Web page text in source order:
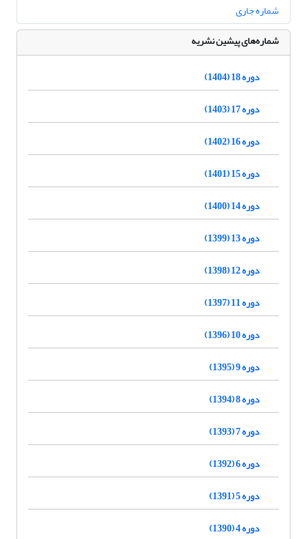
شماره جاری
شماره‌های پیشین نشریه
دوره 18 (1404)
دوره 17 (1403)
دوره 16 (1402)
دوره 15 (1401)
دوره 14 (1400)
دوره 13 (1399)
دوره 12 (1398)
دوره 11 (1397)
دوره 10 (1396)
دوره 9 (1395)
دوره 8 (1394)
دوره 7 (1393)
دوره 6 (1392)
دوره 5 (1391)
دوره 4 (1390)